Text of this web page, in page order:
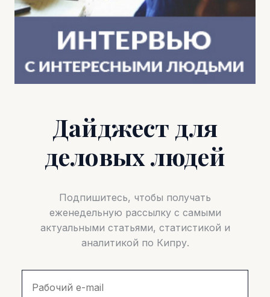
Дайджест для
деловых людей
Подпишитесь, чтобы получать
еженедельную рассылку с самыми
актуальными статьями, статистикой и
аналитикой по Кипру.